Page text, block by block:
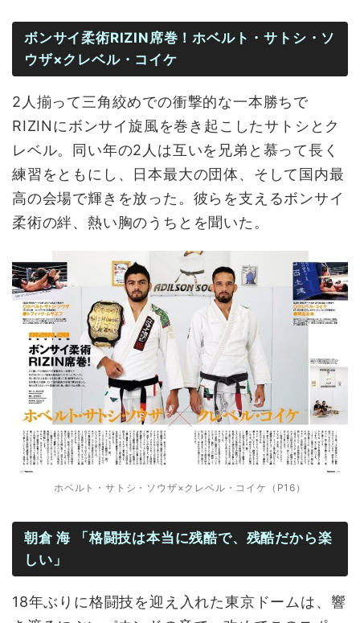
ボンサイ柔術RIZIN席巻！ホベルト・サトシ・ソ
ウザ×クレベル・コイケ
2人揃って三角絞めでの衝撃的な一本勝ちで
RIZINにボンサイ旋風を巻き起こしたサトシとク
レベル。同い年の2人は互いを兄弟と慕って長く
練習をともにし、日本最大の団体、そして国内最
高の会場で輝きを放った。彼らを支えるボンサイ
柔術の絆、熱い胸のうちとを聞いた。
ホベルト・サトシ・ソウザ×クレベル・コイケ（P16）
朝倉 海 「格闘技は本当に残酷で、残酷だから楽
しい」
18年ぶりに格闘技を迎え入れた東京ドームは、響